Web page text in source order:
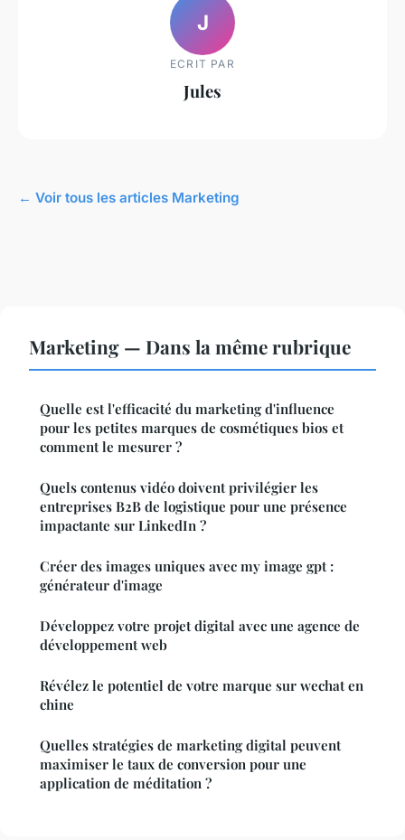
J
ECRIT PAR
Jules
← Voir tous les articles Marketing
Marketing — Dans la même rubrique
Quelle est l'efficacité du marketing d'influence
pour les petites marques de cosmétiques bios et
comment le mesurer ?
Quels contenus vidéo doivent privilégier les
entreprises B2B de logistique pour une présence
impactante sur LinkedIn ?
Créer des images uniques avec my image gpt :
générateur d'image
Développez votre projet digital avec une agence de
développement web
Révélez le potentiel de votre marque sur wechat en
chine
Quelles stratégies de marketing digital peuvent
maximiser le taux de conversion pour une
application de méditation ?